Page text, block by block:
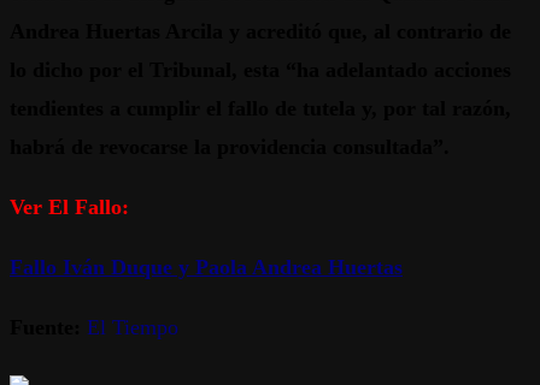
Ver El Fallo:
Fallo Iván Duque y Paola Andrea Huertas
El Tiempo